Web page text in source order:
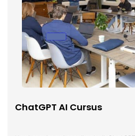
ChatGPT AI Cursus